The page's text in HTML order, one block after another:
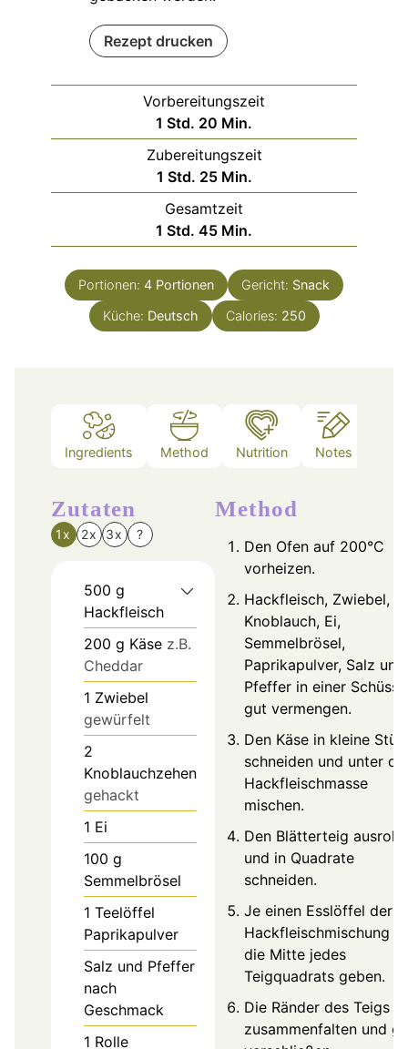
Rezept drucken
Vorbereitungszeit
1 Stunde
Std. 20 Minuten
Min.
Zubereitungszeit
1 Stunde
Std. 25Minuten
Min.
Gesamtzeit
1 Stunde
Std. 45Minuten
Min.
Portionen: 4 Portionen Gericht: Snack
Küche: Deutsch Calories: 250
Ingredients Method Nutrition Notes
Zutaten
1x 2x 3x ?
500 g
Hackfleisch
200 g Käse z.B.
Cheddar
1 Zwiebel
gewürfelt
2
Knoblauchzehen
gehackt
1 Ei
100 g
Semmelbrösel
1 Teelöffel
Paprikapulver
Salz und Pfeffer
nach
Geschmack
1 Rolle
Method
Den Ofen auf 200°C
vorheizen.
Hackfleisch, Zwiebel,
Knoblauch, Ei,
Semmelbrösel,
Paprikapulver, Salz und
Pfeffer in einer
gut vermengen.
Den Käse in kleine
schneiden und unter die
Hackfleischmasse
mischen.
Den Blätterteig
und in Quadrate
schneiden.
Je einen Esslöffel der
Hackfleischmischung in
die Mitte jedes
Teigquadrats geben.
Die Ränder des Teigs
zusammenfalten und